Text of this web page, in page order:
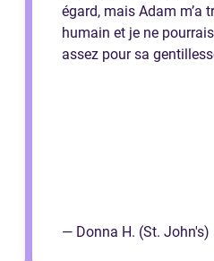
égard, mais Adam m’a
humain et je ne
assez pour sa
— Donna H. (St. John's)